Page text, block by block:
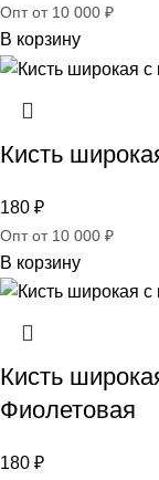
Опт от 10 000 ₽
В корзину
Кисть
180 ₽
Опт от 10 000 ₽
В корзину
Кисть
Фиолетовая
180 ₽